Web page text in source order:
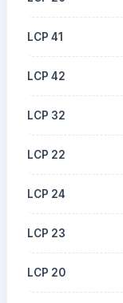
LCP 41
LCP 42
LCP 32
LCP 22
LCP 24
LCP 23
LCP 20